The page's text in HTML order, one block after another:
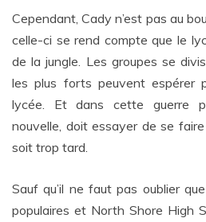
Cependant, Cady n’est pas au
celle-ci se rend compte que le
de la jungle. Les groupes se
les plus forts peuvent espérer
lycée. Et dans cette guerre
nouvelle, doit essayer de se
soit trop tard.
Sauf qu’il ne faut pas oublier
populaires et North Shore High